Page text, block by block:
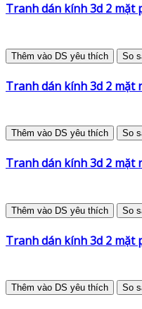
Tranh dán kính 3d 2 mặt
Thêm vào DS yêu thích So
Tranh dán kính 3d 2 mặt
Thêm vào DS yêu thích So
Tranh dán kính 3d 2 mặt
Thêm vào DS yêu thích So
Tranh dán kính 3d 2 mặt
Thêm vào DS yêu thích So